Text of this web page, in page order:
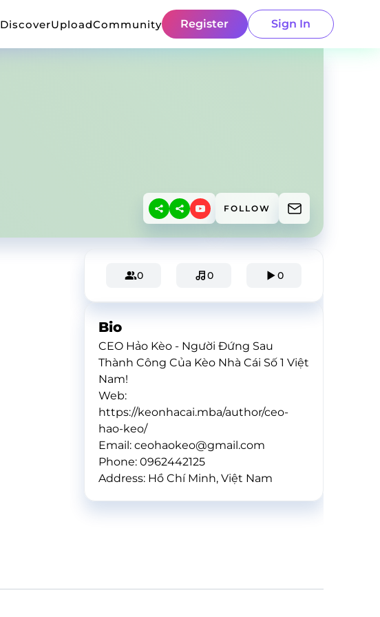
DiscoverUploadCommunity Register Sign In
FOLLOW
0 0 0
Bio
CEO Hảo Kèo - Người Đứng Sau
Thành Công Của Kèo Nhà Cái Số 1 Việt
Nam!
Web:
https://keonhacai.mba/author/ceo-
hao-keo/
Email: ceohaokeo@gmail.com
Phone: 0962442125
Address: Hồ Chí Minh, Việt Nam